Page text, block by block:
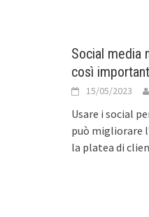
Social media
così
15/05/2023
Usare i social
può migliorare
la platea di